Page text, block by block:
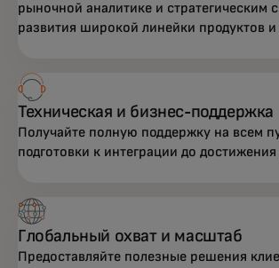
рыночной аналитике и стратегическим
развития широкой линейки продуктов и
Техническая и бизнес-поддержка
Получайте полную поддержку на всем
подготовки к интеграции до достижения
Глобальный охват и масштаб
Предоставляйте полезные решения